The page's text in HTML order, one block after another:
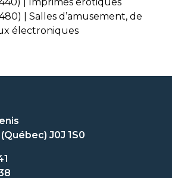
| Salles d’amusement, de
électroniques
J0J 1S0